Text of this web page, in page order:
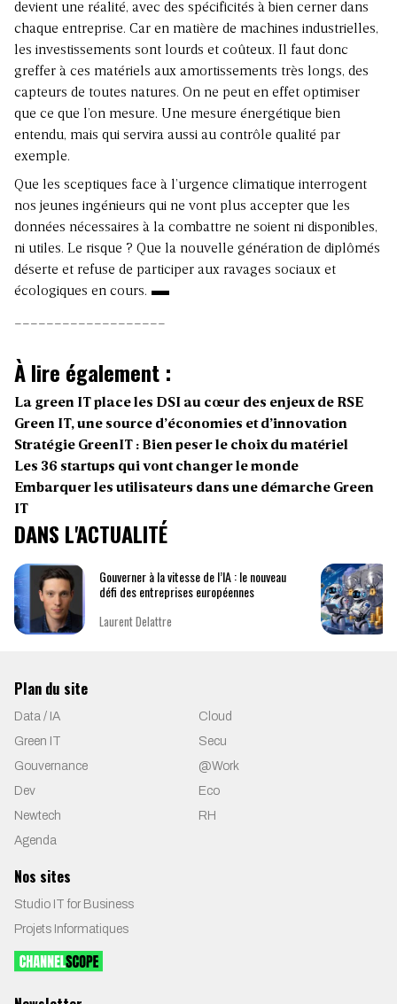
devient une réalité, avec des spécificités à bien cerner dans
chaque entreprise. Car en matière de machines industrielles,
les investissements sont lourds et coûteux. Il faut donc
greffer à ces matériels aux amortissements très longs, des
capteurs de toutes natures. On ne peut en effet optimiser
que ce que l’on mesure. Une mesure énergétique bien
entendu, mais qui servira aussi au contrôle qualité par
exemple.
Que les sceptiques face à l’urgence climatique interrogent
nos jeunes ingénieurs qui ne vont plus accepter que les
données nécessaires à la combattre ne soient ni disponibles,
ni utiles. Le risque ? Que la nouvelle génération de diplômés
déserte et refuse de participer aux ravages sociaux et
écologiques en cours.
___________________
À lire également :
La green IT place les DSI au cœur des enjeux de RSE
Green IT, une source d’économies et d’innovation
Stratégie GreenIT : Bien peser le choix du matériel
Les 36 startups qui vont changer le monde
Embarquer les utilisateurs dans une démarche Green
IT
DANS L'ACTUALITÉ
Gouverner à la vitesse de l’IA : le nouveau
défi des entreprises européennes
Laurent Delattre
Plan du site
Data / IA
Cloud
Green IT
Secu
Gouvernance
@Work
Dev
Eco
Newtech
RH
Agenda
Nos sites
Studio IT for Business
Projets Informatiques